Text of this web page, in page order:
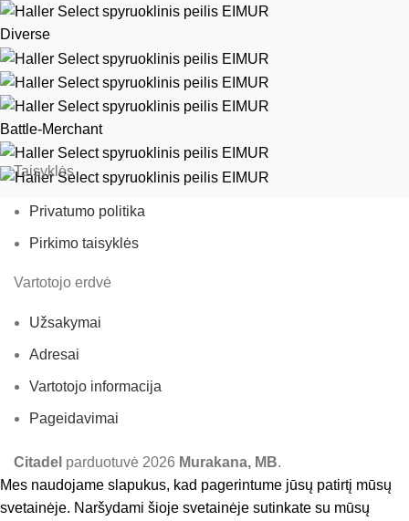
Diverse
Battle-Merchant
Taisyklės
Privatumo politika
Pirkimo taisyklės
Vartotojo erdvė
Užsakymai
Adresai
Vartotojo informacija
Pageidavimai
Citadel parduotuvė 2026 Murakana, MB.
Mes naudojame slapukus, kad pagerintume jūsų patirtį mūsų
svetainėje. Naršydami šioje svetainėje sutinkate su mūsų